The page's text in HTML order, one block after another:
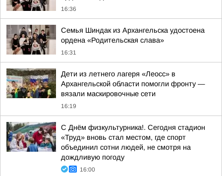
16:36
Семья Шиндак из Архангельска удостоена
ордена «Родительская слава»
16:31
Дети из летнего лагеря «Леосс» в
Архангельской области помогли фронту —
вязали маскировочные сети
16:19
С Днём физкультурника!. Сегодня стадион
«Труд» вновь стал местом, где спорт
объединил сотни людей, не смотря на
дождливую погоду
16:00